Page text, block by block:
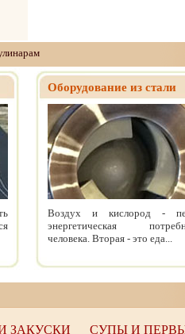
Оборудование из стали
Воздух и кислород -
энергетическая
человека. Вторая - это еда...
ЗАКУСКИ
СУПЫ И